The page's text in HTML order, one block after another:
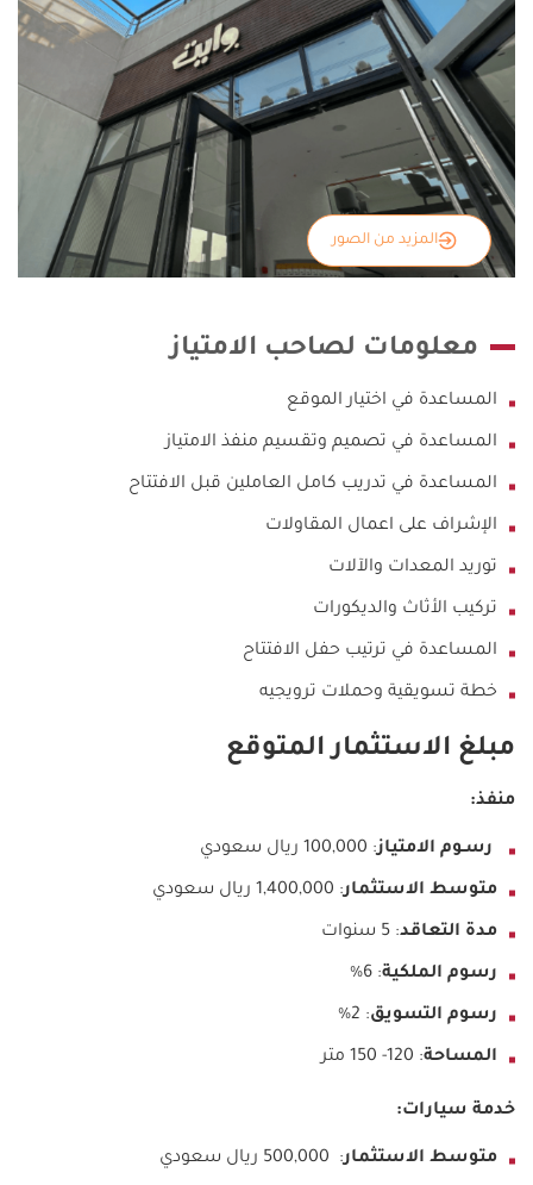
المزيد من الصور
معلومات لصاحب الامتياز
المساعدة في اختيار الموقع
المساعدة في تصميم وتقسيم منفذ الامتياز
المساعدة في تدريب كامل العاملين قبل الافتتاح
الإشراف على اعمال المقاولات
توريد المعدات والآلات
تركيب الأثاث والديكورات
المساعدة في ترتيب حفل الافتتاح
خطة تسويقية وحملات ترويجيه
مبلغ الاستثمار المتوقع
منفذ:
رسـوم الامتياز: 100,000 ريال سعودي
متوسط الاستثمار: 1,400,000 ريال سعودي
مدة التعاقد: 5 سنوات
رسوم الملكية: 6%
رسوم التسويق: 2%
المساحة: 120- 150 متر
خدمة سيارات:
متوسط الاستثمار: 500,000 ريال سعودي